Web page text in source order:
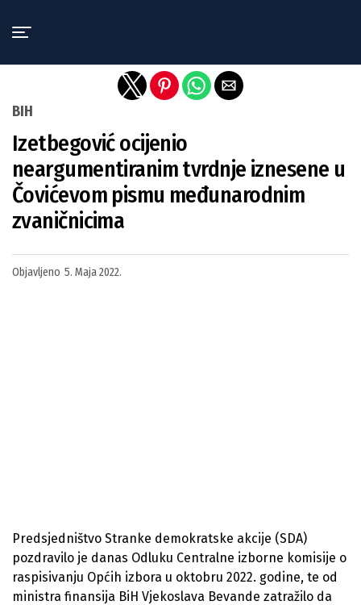
BIH
Izetbegović ocijenio
neargumentiranim tvrdnje iznesene u
Čovićevom pismu međunarodnim
zvaničnicima
Objavljeno 5. Maja 2022.
Predsjedništvo Stranke demokratske akcije (SDA)
pozdravilo je danas Odluku Centralne izborne komisije o
raspisivanju Općih izbora u oktobru 2022. godine, te od
ministra finansija BiH Vjekoslava Bevande zatražilo da